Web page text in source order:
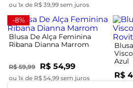
ou 1x de R$ 39,99 sem juros
-8%
Blusa De Alça Feminina
Ribana Dianna Marrom
R$ 59,99 R$ 54,99
ou 1x de R$ 54,99 sem juros
Azul
R$